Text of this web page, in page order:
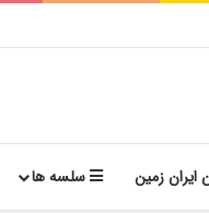
ایران زمین سلسه ها